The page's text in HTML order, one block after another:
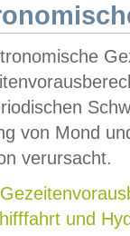
von Mond
verursacht.
und